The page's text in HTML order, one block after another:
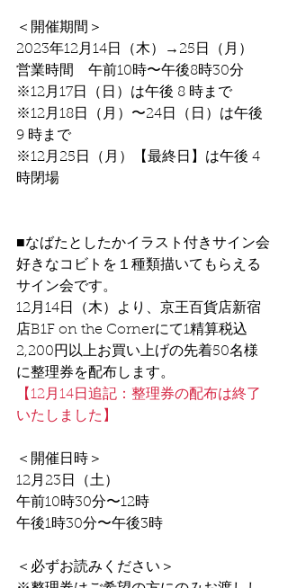
＜開催期間＞
2023年12月14日（木）→25日（月）
営業時間　午前10時〜午後8時30分
※12月17日（日）は午後 8 時まで
※12月18日（月）〜24日（日）は午後
9 時まで
※12月25日（月）【最終日】は午後 4
時閉場
■なばたとしたかイラスト付きサイン会
好きなコビトを１種類描いてもらえる
サイン会です。
12月14日（木）より、京王百貨店新宿
店B1F on the Cornerにて1精算税込
2,200円以上お買い上げの先着50名様
に整理券を配布します。
【12月14日追記：整理券の配布は終了
いたしました】
＜開催日時＞
12月23日（土）
午前10時30分〜12時
午後1時30分〜午後3時
＜必ずお読みください＞